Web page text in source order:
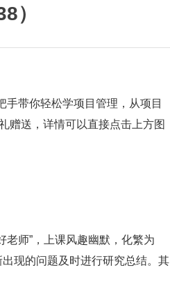
）
手带你轻松学项目管理，从项目
赠送，详情可以直接点击上方图
师”，上课风趣幽默，化繁为
现的问题及时进行研究总结。其